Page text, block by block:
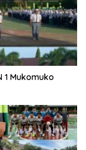
1 Mukomuko